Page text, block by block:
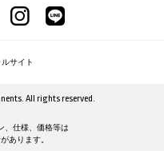
サイト
All rights reserved.
、仕様、価格等は
あります。